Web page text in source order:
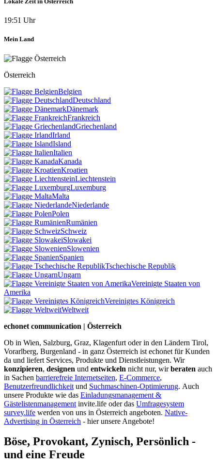
19:51 Uhr
Mein Land
Österreich
Belgien
Deutschland
Dänemark
Frankreich
Griechenland
Irland
Island
Italien
Kanada
Kroatien
Liechtenstein
Luxemburg
Malta
Niederlande
Polen
Rumänien
Schweiz
Slowakei
Slowenien
Spanien
Tschechische Republik
Ungarn
Vereinigte Staaten von
Amerika
Vereinigtes Königreich
Weltweit
echonet communication | Österreich
Ob in Wien, Salzburg, Graz, Klagenfurt oder in den Ländern Tirol,
Vorarlberg, Burgenland - in ganz Österreich ist echonet für Kunden
da und liefert Services, Produkte und Dienstleistungen. Wir
konzipieren, designen und entwickeln nicht nur, wirberaten auch
in Sachen barrierefreie Internetseiten, E-Commerce,
Benutzerfreundlichkeit und Suchmaschinen-Optimierung. Auch
unsere Produkte wie das Einladungsmanagement &
Gästelistenmanagement invite.life oder das Umfragesystem
survey.life werden von uns in Österreich angeboten. Native-
Advertising in Österreich - hier unsere Angebote!
Böse, Provokant, Zynisch, Persönlich -
und eine Freude